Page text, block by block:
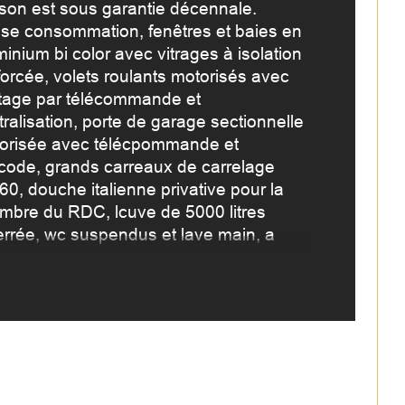
de niveaux
de salle de bains
est sous garantie décennale.
consommation, fenêtres et baies en
bi color avec vitrages à isolation
volets roulants motorisés avec
par télécommande et
porte de garage sectionnelle
avec télécpommande et
grands carreaux de carrelage
douche italienne privative pour la
du RDC, lcuve de 5000 litres
wc suspendus et lave main, a